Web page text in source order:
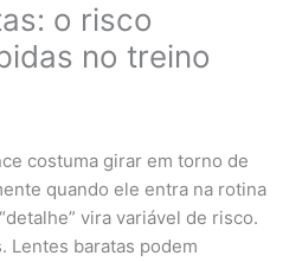
o risco
no treino
costuma girar em torno de
quando ele entra na rotina
vira variável de risco.
Lentes baratas podem